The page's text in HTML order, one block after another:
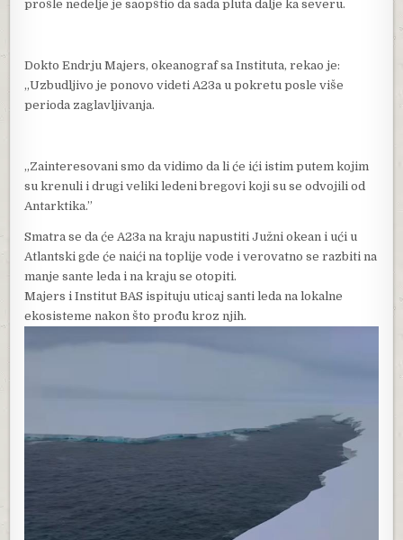
prošle nedelje je saopštio da sada pluta dalje ka severu.
Dokto Endrju Majers, okeanograf sa Instituta, rekao je:
„Uzbudljivo je ponovo videti A23a u pokretu posle više
perioda zaglavljivanja.
„Zainteresovani smo da vidimo da li će ići istim putem kojim
su krenuli i drugi veliki ledeni bregovi koji su se odvojili od
Antarktika.”
Smatra se da će A23a na kraju napustiti Južni okean i ući u
Atlantski gde će naići na toplije vode i verovatno se razbiti na
manje sante leda i na kraju se otopiti.
Majers i Institut BAS ispituju uticaj santi leda na lokalne
ekosisteme nakon što prođu kroz njih.